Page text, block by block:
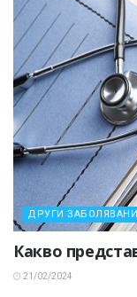
ДРУГИ
Какво
21/02/2024